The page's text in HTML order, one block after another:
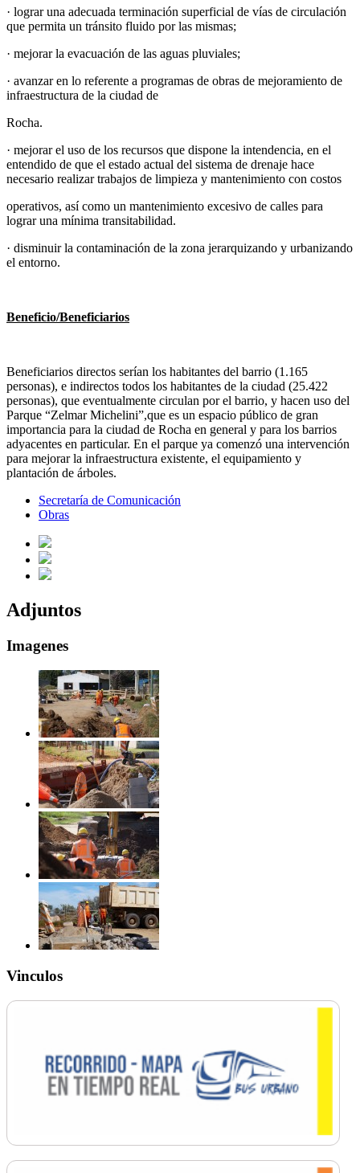
· lograr una adecuada terminación superficial de vías de circulación
que permita un tránsito fluido por las mismas;
· mejorar la evacuación de las aguas pluviales;
· avanzar en lo referente a programas de obras de mejoramiento de
infraestructura de la ciudad de
Rocha.
· mejorar el uso de los recursos que dispone la intendencia, en el
entendido de que el estado actual del sistema de drenaje hace
necesario realizar trabajos de limpieza y mantenimiento con costos
operativos, así como un mantenimiento excesivo de calles para
lograr una mínima transitabilidad.
· disminuir la contaminación de la zona jerarquizando y urbanizando
el entorno.
Beneficio/Beneficiarios
Beneficiarios directos serían los habitantes del barrio (1.165
personas), e indirectos todos los habitantes de la ciudad (25.422
personas), que eventualmente circulan por el barrio, y hacen uso del
Parque “Zelmar Michelini”,que es un espacio público de gran
importancia para la ciudad de Rocha en general y para los barrios
adyacentes en particular. En el parque ya comenzó una intervención
para mejorar la infraestructura existente, el equipamiento y
plantación de árboles.
Secretaría de Comunicación
Obras
Adjuntos
Imagenes
Vinculos